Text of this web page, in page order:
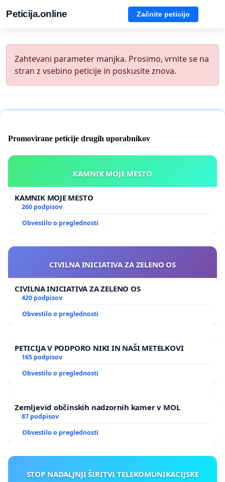
Peticija.online Začnite peticijo
Zahtevani parameter manjka. Prosimo, vrnite se na
stran z vsebino peticije in poskusite znova.
Promovirane peticije drugih uporabnikov
KAMNIK MOJE MESTO
KAMNIK MOJE MESTO
260 podpisov
Obvestilo o preglednosti
CIVILNA INICIATIVA ZA ZELENO OS
CIVILNA INICIATIVA ZA ZELENO OS
420 podpisov
Obvestilo o preglednosti
PETICIJA V PODPORO NIKI IN NAŠI METELKOVI
165 podpisov
Obvestilo o preglednosti
Zemljevid občinskih nadzornih kamer v MOL
87 podpisov
Obvestilo o preglednosti
STOP NADALJNJI ŠIRITVI TELEKOMUNIKACIJSKE